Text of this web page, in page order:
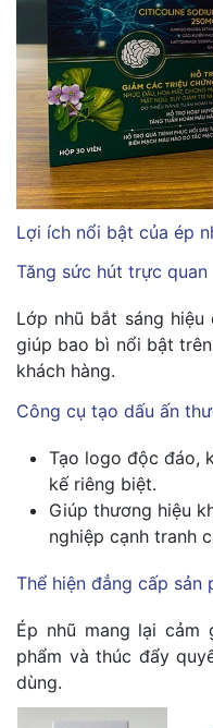
Lợi ích nổi bật của ép
Tăng sức hút trực quan
Lớp nhũ bắt sáng hiệu
giúp bao bì nổi bật
khách hàng.
Công cụ tạo dấu ấn
Tạo logo độc đáo,
kế riêng biệt.
Giúp thương hiệu
nghiệp cạnh tranh
Thể hiện đẳng cấp sản
Ép nhũ mang lại
phẩm và thúc đẩy
dùng.